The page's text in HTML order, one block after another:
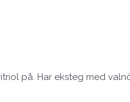
på. Har eksteg med